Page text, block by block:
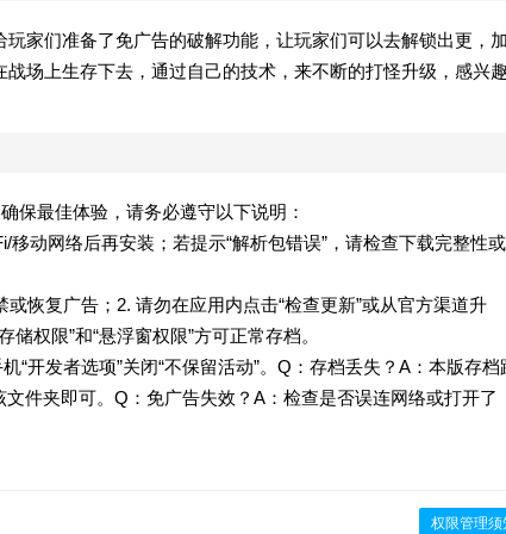
家们准备了免广告的破解功能，让玩家们可以去解锁出更，加
场上生存下去，通过自己的技术，来不断的打怪升级，感兴趣
保最佳体验，请务必遵守以下说明：
动网络后再安装；若提示“解析包错误”，请检查下载完整性或
恢复广告；2. 请勿在应用内点击“检查更新”或从官方渠道升
权限”和“悬浮窗权限”方可正常存档。
“开发者选项”关闭“不保留活动”。Q：存档丢失？A：本版存档
件夹即可。Q：免广告失效？A：检查是否误连网络或打开了
权限管理须